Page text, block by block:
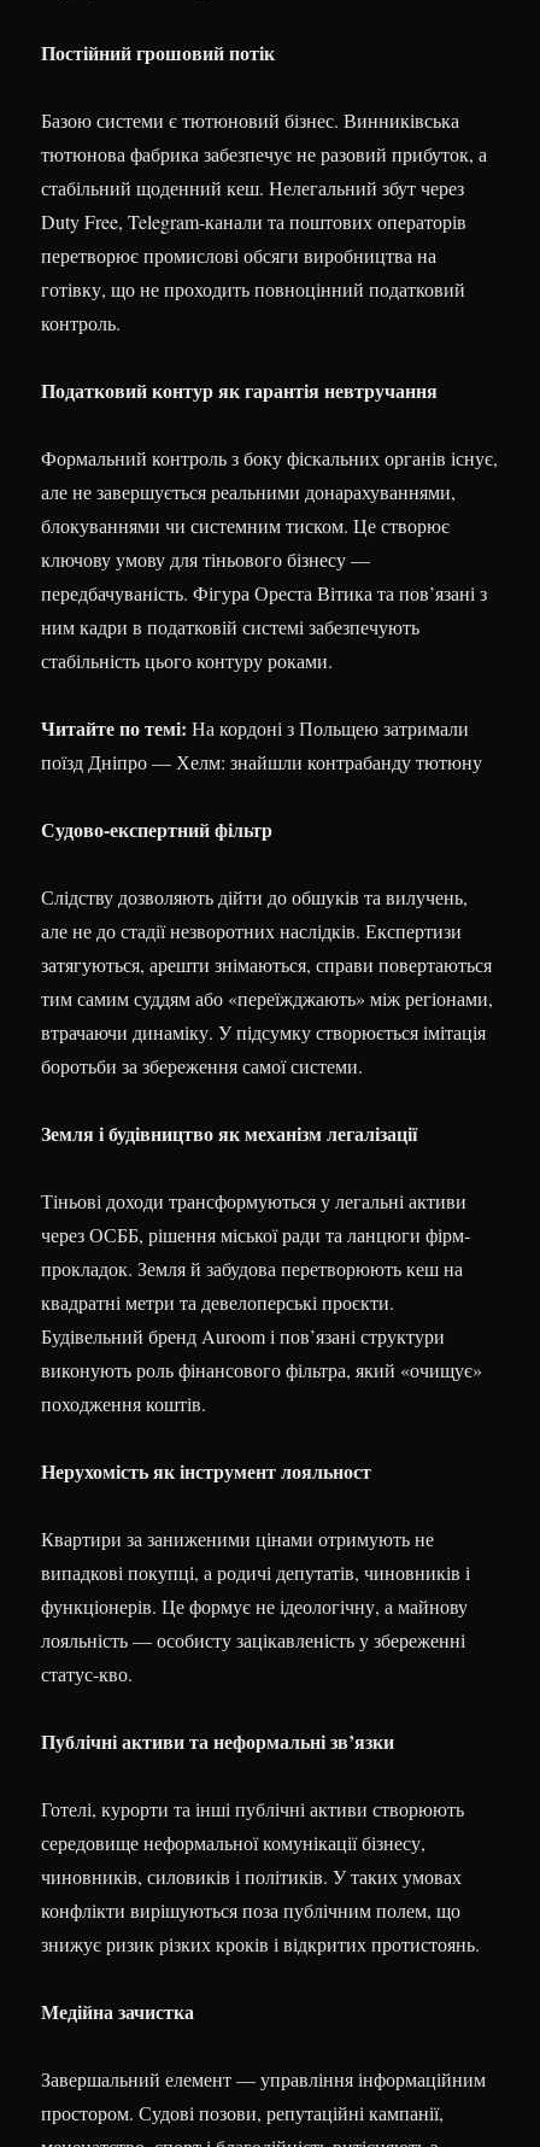
Постійний грошовий потік
Базою системи є тютюновий бізнес. Винниківська
тютюнова фабрика забезпечує не разовий прибуток, а
стабільний щоденний кеш. Нелегальний збут через
Duty Free, Telegram-канали та поштових операторів
перетворює промислові обсяги виробництва на
готівку, що не проходить повноцінний податковий
контроль.
Податковий контур як гарантія невтручання
Формальний контроль з боку фіскальних органів існує,
але не завершується реальними донарахуваннями,
блокуваннями чи системним тиском. Це створює
ключову умову для тіньового бізнесу —
передбачуваність. Фігура Ореста Вітика та пов’язані з
ним кадри в податковій системі забезпечують
стабільність цього контуру роками.
Читайте по темі: На кордоні з Польщею затримали
поїзд Дніпро — Хелм: знайшли контрабанду тютюну
Судово-експертний фільтр
Слідству дозволяють дійти до обшуків та вилучень,
але не до стадії незворотних наслідків. Експертизи
затягуються, арешти знімаються, справи повертаються
тим самим суддям або «переїжджають» між регіонами,
втрачаючи динаміку. У підсумку створюється імітація
боротьби за збереження самої системи.
Земля і будівництво як механізм легалізації
Тіньові доходи трансформуються у легальні активи
через ОСББ, рішення міської ради та ланцюги фірм-
прокладок. Земля й забудова перетворюють кеш на
квадратні метри та девелоперські проєкти.
Будівельний бренд Auroom і пов’язані структури
виконують роль фінансового фільтра, який «очищує»
походження коштів.
Нерухомість як інструмент лояльност
Квартири за заниженими цінами отримують не
випадкові покупці, а родичі депутатів, чиновників і
функціонерів. Це формує не ідеологічну, а майнову
лояльність — особисту зацікавленість у збереженні
статус-кво.
Публічні активи та неформальні зв’язки
Готелі, курорти та інші публічні активи створюють
середовище неформальної комунікації бізнесу,
чиновників, силовиків і політиків. У таких умовах
конфлікти вирішуються поза публічним полем, що
знижує ризик різких кроків і відкритих протистоянь.
Медійна зачистка
Завершальний елемент — управління інформаційним
простором. Судові позови, репутаційні кампанії,